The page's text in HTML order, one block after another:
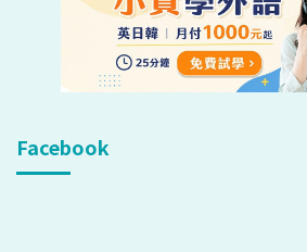
Facebook